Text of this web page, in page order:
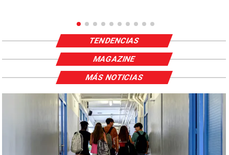
TENDENCIAS
MAGAZINE
MÁS NOTICIAS